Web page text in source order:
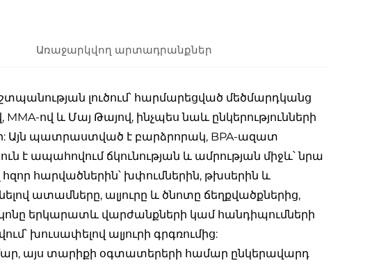
Առաջարկվող արտադրանքներ
լուծում՝ հարմարեցված մեծմարդկանց
ով և Մայ Թայով, ինչպես նաև ընկերությունների
Այն պատրաստված է բարձրորակ, BPA-ազատ
է ապահովում ճկունության և ամրության միջև՝ նրա
հզոր հարվածներին՝ խփումներին, թխսերին և
ատամները, ալյուրը և ծնոտը ճեղքվածքներից,
երկարատև վարժանքների կամ հանդիպումների
խուսափելով ալյուրի գրգռումից:
այս տարիքի օգտատերերի համար ընկերավարդ